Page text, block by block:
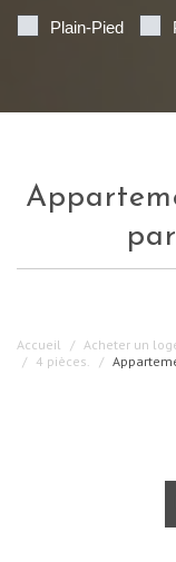
Plain-Pied
appartement t4 avec place de
Accueil Acheter un
4 pièces.